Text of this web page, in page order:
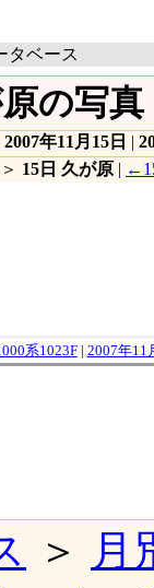
タベース
の写真
2007年11月15日 |
＞ 15日 久が原 |
系1023F| 2007年11
＞
月